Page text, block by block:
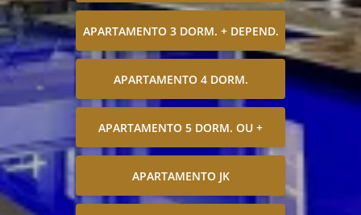
APARTAMENTO 3 DORM. + DEPEND.
APARTAMENTO 4 DORM.
APARTAMENTO 5 DORM. OU +
APARTAMENTO JK